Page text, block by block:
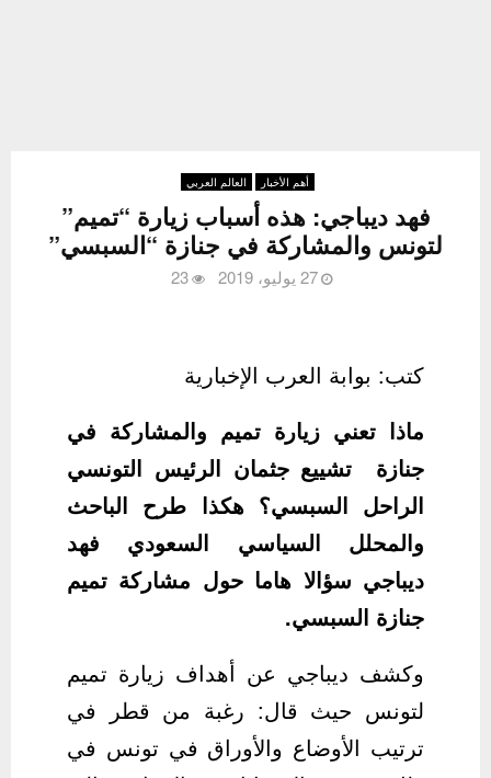
أهم الأخبار العالم العربي
فهد ديباجي: هذه أسباب زيارة “تميم”
لتونس والمشاركة في جنازة “السبسي”
27 يوليو، 2019 23
كتب: بوابة العرب الإخبارية
ماذا تعني زيارة تميم والمشاركة في
جنازة تشييع جثمان الرئيس التونسي
الراحل السبسي؟ هكذا طرح الباحث
والمحلل السياسي السعودي فهد
ديباجي سؤالا هاما حول مشاركة تميم
جنازة السبسي.
وكشف ديباجي عن أهداف زيارة تميم
لتونس حيث قال: رغبة من قطر في
ترتيب الأوضاع والأوراق في تونس في